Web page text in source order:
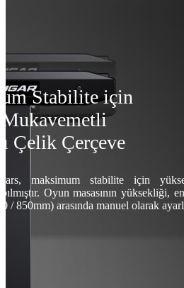
Stabilite için
Çelik Çerçeve
maksimum stabilite için
Oyun masasının yüksekliği,
/ 850mm) arasında manuel olarak